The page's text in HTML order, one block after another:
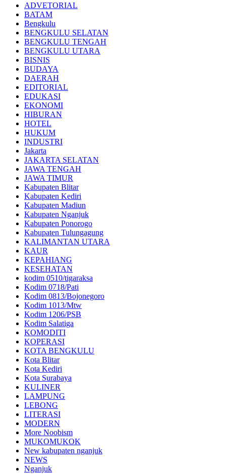
ADVETORIAL
BATAM
Bengkulu
BENGKULU SELATAN
BENGKULU TENGAH
BENGKULU UTARA
BISNIS
BUDAYA
DAERAH
EDITORIAL
EDUKASI
EKONOMI
HIBURAN
HOTEL
HUKUM
INDUSTRI
Jakarta
JAKARTA SELATAN
JAWA TENGAH
JAWA TIMUR
Kabupaten Blitar
Kabupaten Kediri
Kabupaten Madiun
Kabupaten Nganjuk
Kabupaten Ponorogo
Kabupaten Tulungagung
KALIMANTAN UTARA
KAUR
KEPAHIANG
KESEHATAN
kodim 0510/tigaraksa
Kodim 0718/Pati
Kodim 0813/Bojonegoro
Kodim 1013/Mtw
Kodim 1206/PSB
Kodim Salatiga
KOMODITI
KOPERASI
KOTA BENGKULU
Kota Blitar
Kota Kediri
Kota Surabaya
KULINER
LAMPUNG
LEBONG
LITERASI
MODERN
More Noobism
MUKOMUKOK
New kabupaten nganjuk
NEWS
Nganjuk